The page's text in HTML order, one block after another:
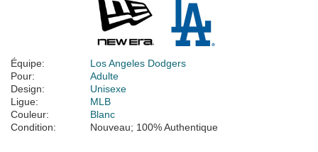
Équipe:
Los Angeles Dodgers
Pour:
Adulte
Design:
Unisexe
Ligue:
MLB
Couleur:
Blanc
Condition:
Nouveau; 100% Authentique